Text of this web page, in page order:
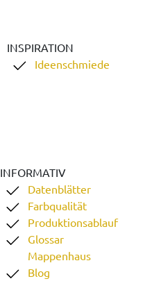
INSPIRATION
Ideenschmiede
INFORMATIV
Datenblätter
Farbqualität
Produktionsablauf
Glossar
Mappenhaus
Blog